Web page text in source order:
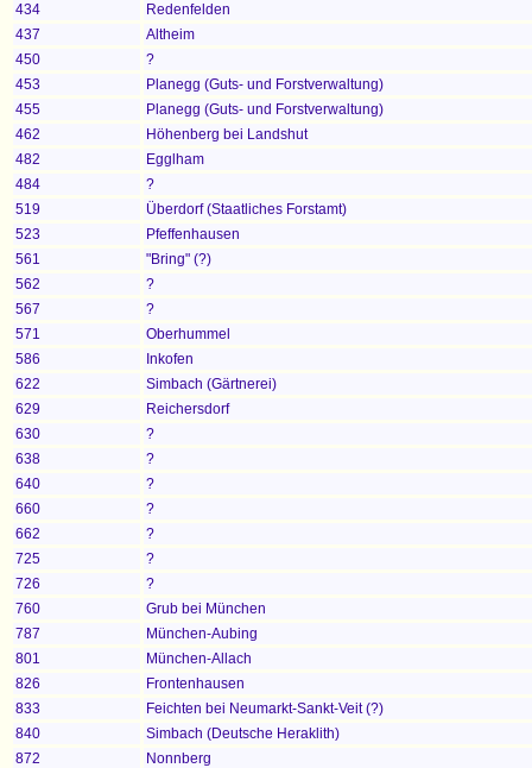
434
Redenfelden
437
Altheim
450
?
453
Planegg (Guts- und Forstverwaltung)
455
Planegg (Guts- und Forstverwaltung)
462
Höhenberg bei Landshut
482
Egglham
484
?
519
Überdorf (Staatliches Forstamt)
523
Pfeffenhausen
561
"Bring" (?)
562
?
567
?
571
Oberhummel
586
Inkofen
622
Simbach (Gärtnerei)
629
Reichersdorf
630
?
638
?
640
?
660
?
662
?
725
?
726
?
760
Grub bei München
787
München-Aubing
801
München-Allach
826
Frontenhausen
833
Feichten bei Neumarkt-Sankt-Veit (?)
840
Simbach (Deutsche Heraklith)
872
Nonnberg